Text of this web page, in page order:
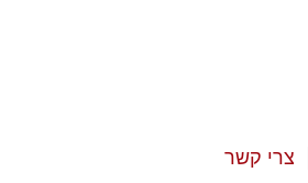
צרי קשר